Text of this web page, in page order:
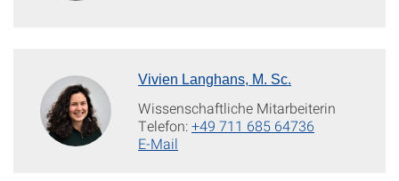
Vivien Langhans, M. Sc.
Wissenschaftliche Mitarbeiterin
Telefon:+49 711 685 64736
E-Mail